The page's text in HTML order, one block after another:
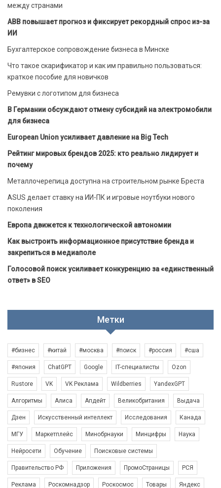
между странами
ABB повышает прогноз и фиксирует рекордный спрос из-за
ИИ
Бухгалтерское сопровождение бизнеса в Минске
Что такое скарификатор и как им правильно пользоваться:
краткое пособие для новичков
Ремувки с логотипом для бизнеса
В Германии обсуждают отмену субсидий на электромобили
для бизнеса
European Union усиливает давление на Big Tech
Рейтинг мировых брендов 2025: кто реально лидирует и
почему
Металлочерепица доступна на строительном рынке Бреста
ASUS делает ставку на ИИ-ПК и игровые ноутбуки нового
поколения
Европа движется к технологической автономии
Как выстроить информационное присутствие бренда и
закрепиться в медиаполе
Голосовой поиск усиливает конкуренцию за «единственный
ответ» в SEO
Метки
#бизнес #китай #москва #поиск #россия #сша
#япония ChatGPT Google IT-специалисты Ozon
Rustore VK VK Реклама Wildberries YandexGPT
Алгоритмы Алиса Апдейт Великобритания Выдача
Дзен Искусственный интеллект Исследования Канада
МГУ Маркетплейс Минобрнауки Минцифры Наука
Нейросети Обучение Поисковые системы
Правительство РФ Приложения ПромоСтраницы РСЯ
Реклама Роскомнадзор Роскосмос Товары Яндекс